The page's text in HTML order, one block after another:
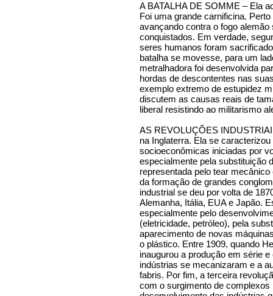
A BATALHA DE SOMME – Ela
Foi uma grande carnificina.
avançando contra o fogo
conquistados. Em verdade,
seres humanos foram
batalha se movesse, para um
metralhadora foi desenvolvida
hordas de descontentes nas
exemplo extremo de estupidez
discutem as causas reais de
liberal resistindo ao militarismo
AS REVOLUÇÕES
na Inglaterra. Ela se
socioeconômicas iniciadas por
especialmente pela substituição
representada pelo tear
da formação de grandes
industrial se deu por volta de
Alemanha, Itália, EUA e Japão.
especialmente pelo
(eletricidade, petróleo), pela
aparecimento de novas
o plástico. Entre 1909, quando
inaugurou a produção em série
indústrias se mecanizaram e a
fabris. Por fim, a terceira
com o surgimento de